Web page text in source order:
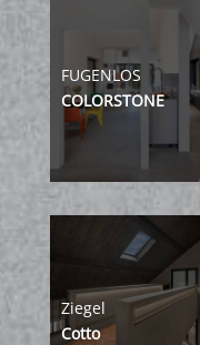
FUGENLOS
COLORSTONE
Ziegel
Cotto